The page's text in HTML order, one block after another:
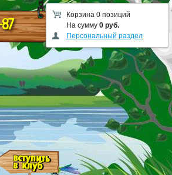
Корзина 0 позиций
На сумму 0 руб.
Персональный раздел